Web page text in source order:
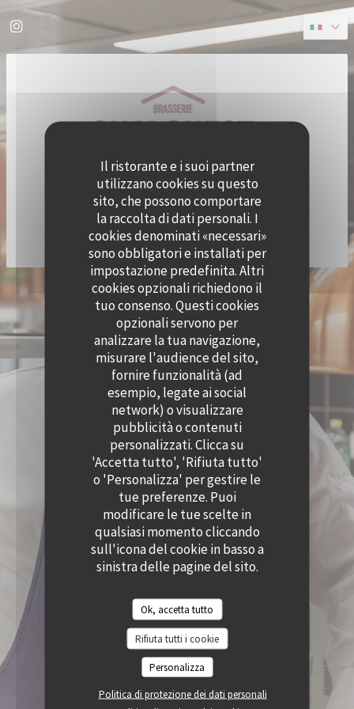
Personalizzazione delle tue scelte sui cookie
Il ristorante e i suoi partner
utilizzano cookies su questo
sito, che possono comportare
la raccolta di dati personali. I
cookies denominati «necessari»
sono obbligatori e installati per
impostazione predefinita. Altri
cookies opzionali richiedono il
tuo consenso. Questi cookies
opzionali servono per
analizzare la tua navigazione,
misurare l'audience del sito,
fornire funzionalità (ad
esempio, legate ai social
network) o visualizzare
pubblicità o contenuti
personalizzati. Clicca su
'Accetta tutto', 'Rifiuta tutto'
o 'Personalizza' per gestire le
tue preferenze. Puoi
modificare le tue scelte in
qualsiasi momento cliccando
sull'icona del cookie in basso a
sinistra delle pagine del sito.
Ok, accetta tutto
Rifiuta tutti i cookie
Personalizza
Politica di protezione dei dati personali
Instagram ((apre una nuova finestra))
© 2026 QUAI OUEST — CREAZIONE DEL SITO INTERNET RISTORANTE CON
ZENCHEF((APRE UNA NUOVA FINESTRA))
NOTE LEGALI
((APRE UNA NUOVA FINESTRA))
TERMINI DI UTILIZZO
((APRE UNA NUOVA FINESTRA))
POLITICA DI PROTEZIONE DEI DATI PERSONALI
((APRE UNA NUOVA FINESTRA))
INFORMATIVA SUI COOKIE
ACCESSIBILITA
((APRE UNA NUOVA FINESTRA))